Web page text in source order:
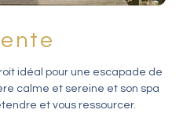
idéal pour une escapade de
calme et sereine et son spa
et vous ressourcer.